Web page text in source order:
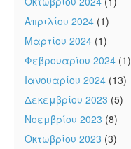
Απριλίου 2024 (1)
Μαρτίου 2024 (1)
Φεβρουαρίου 2024 (1)
Ιανουαρίου 2024 (13)
Δεκεμβρίου 2023 (5)
Νοεμβρίου 2023 (8)
Οκτωβρίου 2023 (3)